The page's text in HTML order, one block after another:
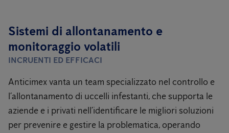
Sistemi di allontanamento e
monitoraggio volatili
INCRUENTI ED EFFICACI
Anticimex vanta un team specializzato nel controllo e
l’allontanamento di uccelli infestanti, che supporta le
aziende e i privati nell’identificare le migliori soluzioni
per prevenire e gestire la problematica, operando